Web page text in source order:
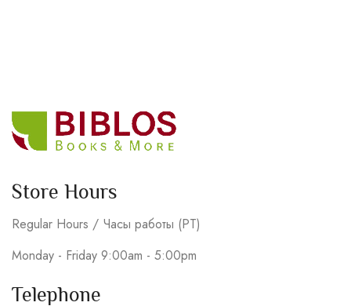
Store Hours
Regular Hours / Часы работы (PT)
Monday - Friday 9:00am - 5:00pm
Telephone